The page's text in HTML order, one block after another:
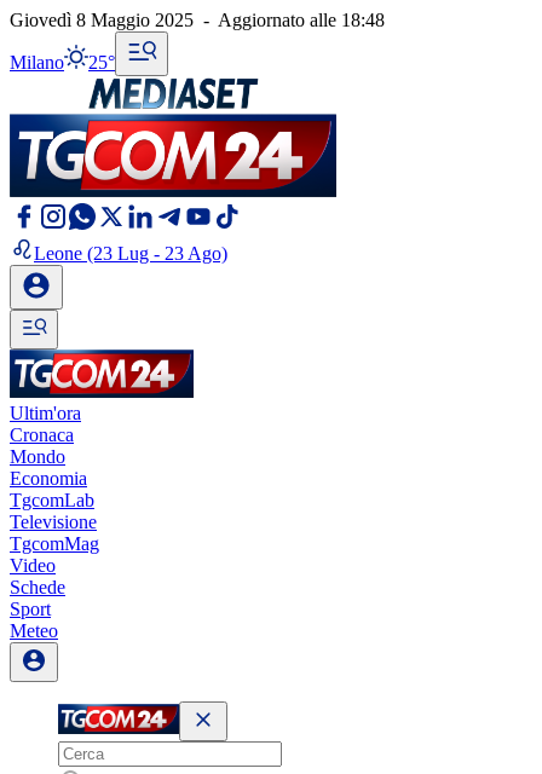
Giovedì 8 Maggio 2025 - Aggiornato alle 18:48
Milano 25°
Leone (23 Lug - 23 Ago)
Ultim'ora
Cronaca
Mondo
Economia
TgcomLab
Televisione
TgcomMag
Video
Schede
Sport
Meteo